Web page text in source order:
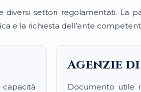
diversi settori regolamentati. La
e la richiesta dell’ente
Agenzie
Documento utile